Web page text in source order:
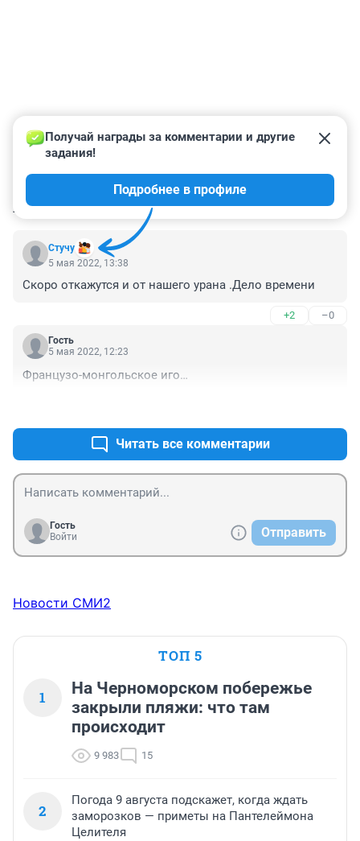
КОММЕНТАРИИ 3
Стучу
Получай награды за комментарии и другие
задания!
Подробнее в профиле
5 мая 2022, 13:38
Скоро откажутся и от нашего урана .Дело времени
+2 –0
Гость
5 мая 2022, 12:23
Французо-монгольское иго…
Читать все комментарии
Гость
Войти
Отправить
Новости СМИ2
ТОП 5
1
На Черноморском побережье
закрыли пляжи: что там
происходит
9 983 15
2
Погода 9 августа подскажет, когда ждать
заморозков — приметы на Пантелеймона
Целителя